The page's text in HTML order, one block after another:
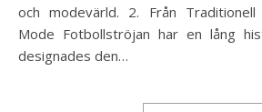
och modevärld. 2. Från Traditionell
Mode Fotbollströjan har en lång
designades den…